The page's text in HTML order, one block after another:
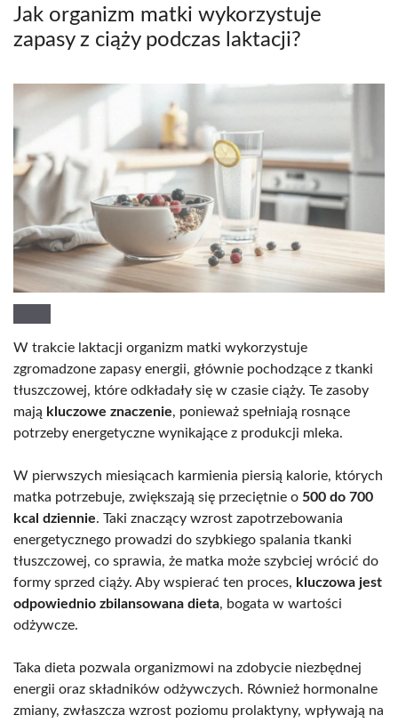
Jak organizm matki wykorzystuje
zapasy z ciąży podczas laktacji?
W trakcie laktacji organizm matki wykorzystuje
zgromadzone zapasy energii, głównie pochodzące z tkanki
tłuszczowej, które odkładały się w czasie ciąży. Te zasoby
mają kluczowe znaczenie, ponieważ spełniają rosnące
potrzeby energetyczne wynikające z produkcji mleka.
W pierwszych miesiącach karmienia piersią kalorie, których
matka potrzebuje, zwiększają się przeciętnie o 500 do 700
kcal dziennie. Taki znaczący wzrost zapotrzebowania
energetycznego prowadzi do szybkiego spalania tkanki
tłuszczowej, co sprawia, że matka może szybciej wrócić do
formy sprzed ciąży. Aby wspierać ten proces, kluczowa jest
odpowiednio zbilansowana dieta, bogata w wartości
odżywcze.
Taka dieta pozwala organizmowi na zdobycie niezbędnej
energii oraz składników odżywczych. Również hormonalne
zmiany, zwłaszcza wzrost poziomu prolaktyny, wpływają na